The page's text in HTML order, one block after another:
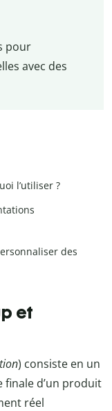
pour
avec des
l’utiliser ?
des
et
) consiste en un
finale d’un produit
réel